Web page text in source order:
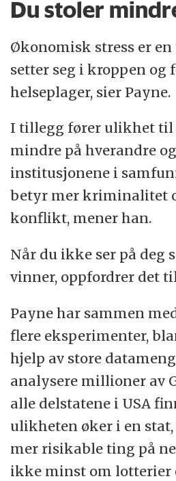
Du stoler
Økonomisk stress er en
setter seg i kroppen og
helseplager, sier Payne.
I tillegg fører ulikhet til
mindre på hverandre
institusjonene i
betyr mer kriminalitet
konflikt, mener han.
Når du ikke ser på deg
vinner, oppfordrer det
Payne har sammen
flere eksperimenter,
hjelp av store
analysere millioner av
alle delstatene i USA
ulikheten øker i en
mer risikable ting på
ikke minst om lotterier